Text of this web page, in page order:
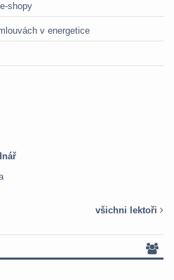
shopy
v energetice
všichni lektoři